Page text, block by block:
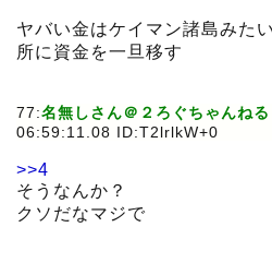
ヤバい金はケイマン諸島みた
所に資金を一旦移す
77:名無しさん＠２ろぐちゃんねる
06:59:11.08 ID:T2lrlkW+0
>>4
そうなんか？
クソだなマジで